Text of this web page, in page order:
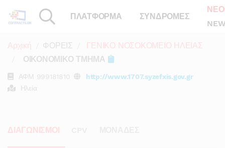
ΠΛΑΤΦΟΡΜΑ ΣΥΝΔΡΟΜΕΣ
Αρχική ΦΟΡΕΙΣ
ΓΕΝΙΚΟ ΝΟΣΟΚΟΜΕΙΟ ΗΛΕΙΑΣ
ΟΙΚΟΝΟΜΙΚΟ ΤΜΗΜΑ
ΑΦΜ 999181810
http://www.1707.syzefxis.gov.gr
Ηλεία
ΔΙΑΓΩΝΙΣΜΟΙ